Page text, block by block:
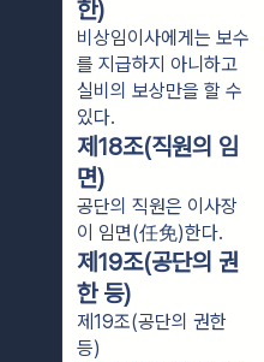
한)
비상임이사에게는 보수
를 지급하지 아니하고
실비의 보상만을 할 수
있다.
제18조(직원의 임
면)
공단의 직원은 이사장
이 임면(任免)한다.
제19조(공단의 권
한 등)
제19조(공단의 권한
등)